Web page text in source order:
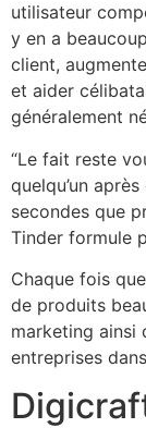
utilisateur
y en a
client,
et aider
généralement
“Le fait reste
quelqu’un
secondes que
Tinder formule
Chaque fois
de produits
marketing ainsi
entreprises